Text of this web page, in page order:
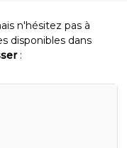
n'hésitez pas à
disponibles dans
: